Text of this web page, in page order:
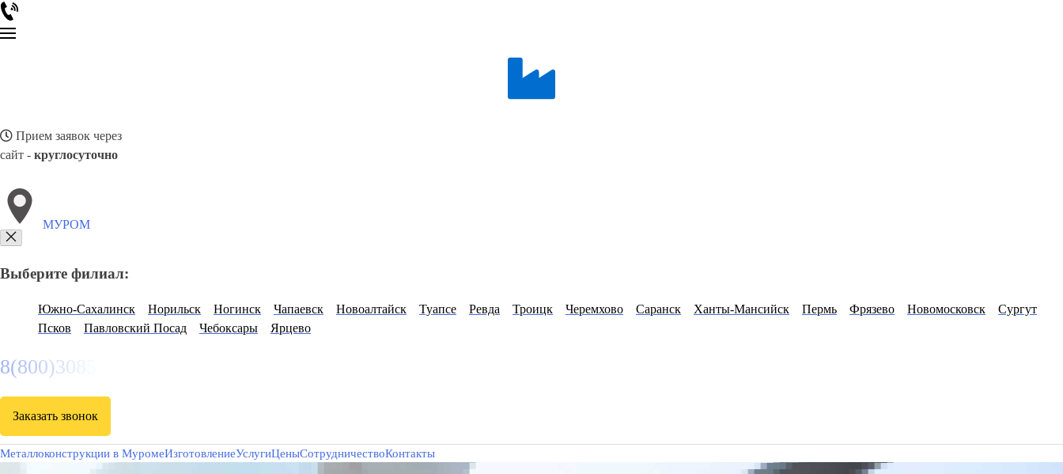
Прием заявок через
сайт - круглосуточно
МУРОМ
Выберите филиал:
Южно-Сахалинск Норильск Ногинск Чапаевск Новоалтайск Туапсе Ревда Троицк Черемхово Саранск Ханты-Мансийск Пермь Фрязево Новомосковск
Сургут
Псков
Павловский Посад Чебоксары Ярцево
8(800)3085303
Заказать звонок
Металлоконструкции в МуромеИзготовлениеУслугиЦеныСотрудничествоКонтакты